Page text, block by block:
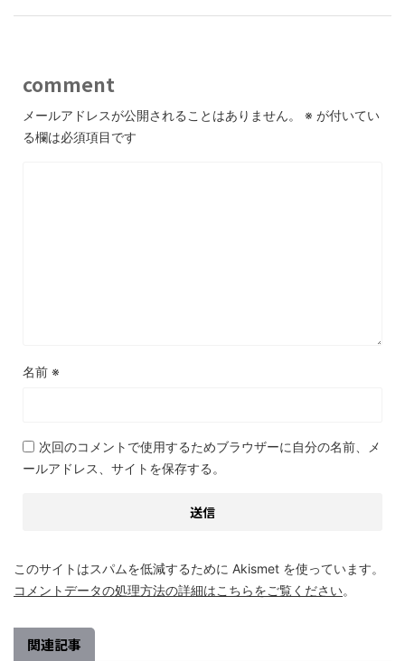
comment
メールアドレスが公開されることはありません。 ※ が付いてい
る欄は必須項目です
名前 ※
次回のコメントで使用するためブラウザーに自分の名前、メ
ールアドレス、サイトを保存する。
このサイトはスパムを低減するために Akismet を使っています。
コメントデータの処理方法の詳細はこちらをご覧ください。
関連記事